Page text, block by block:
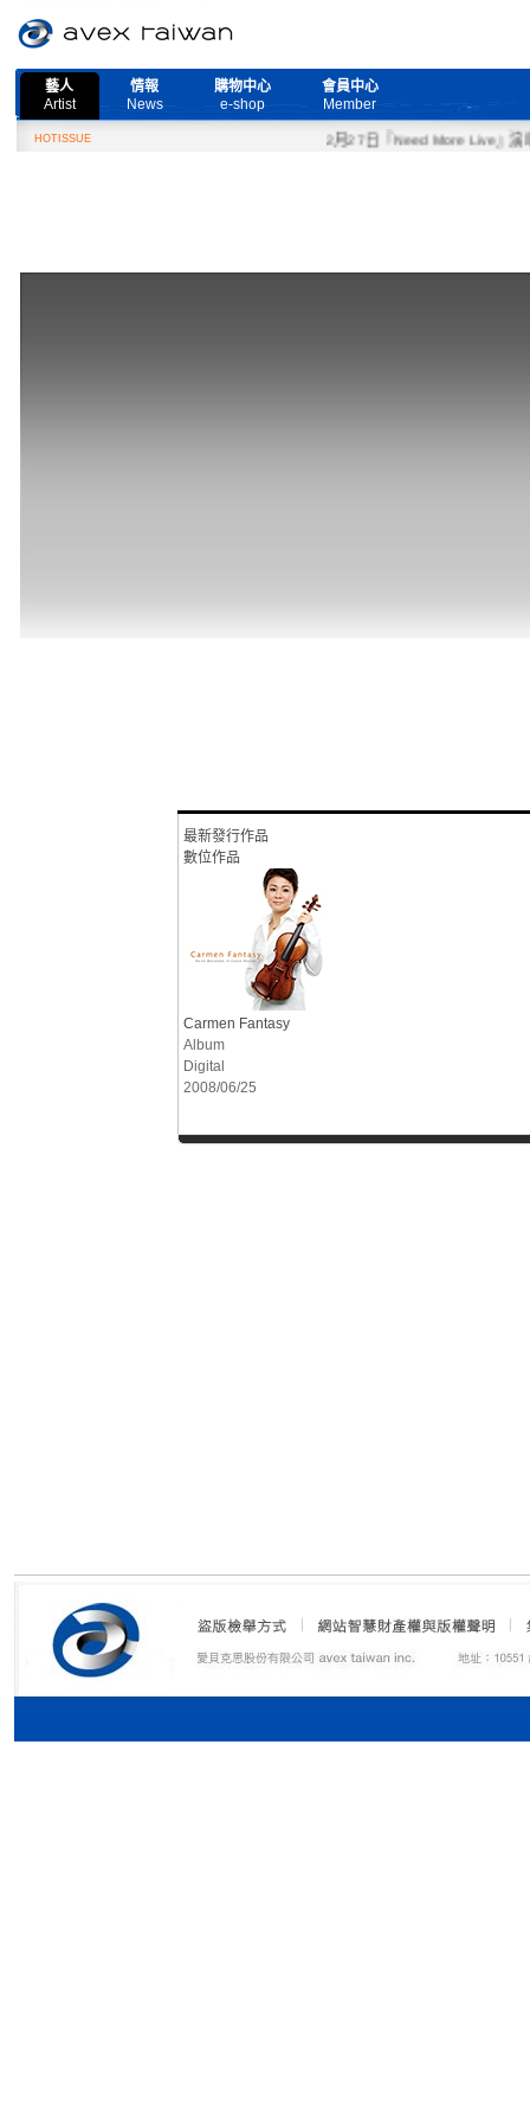
藝人
Artist
情報
News
購物中心
e-shop
會員中心
Member
HOTISSUE 2月27日『Need More Live』演唱
最新發行作品
數位作品
Carmen Fantasy
Album
Digital
2008/06/25